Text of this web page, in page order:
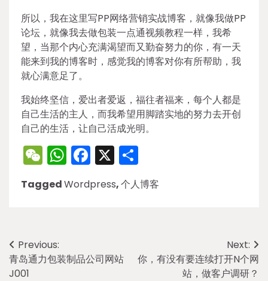
所以，我在这里写PP网络营销实战博客，就像我做PP
论坛，就像我去做包装一点通视频教程一样，我希
望，当那个内心充满渴望而又勤奋努力的你，有一天
能来到我的博客时，感觉我的博客对你有所帮助，我
就心满意足了。
我始终坚信，爱出者爱返，福往者福来，每个人都是
自己生活的主人，而我希望用脚踏实地的努力去开创
自己的生活，让自己活成光明。
WeChat
WhatsApp
Facebook
X
TaggedWordpress,个人博客
Post
navigation
Previous:
青岛通力包装制品公司网站
J001
Next:
你，有没有要连续打开N个网
站，做客户调研？